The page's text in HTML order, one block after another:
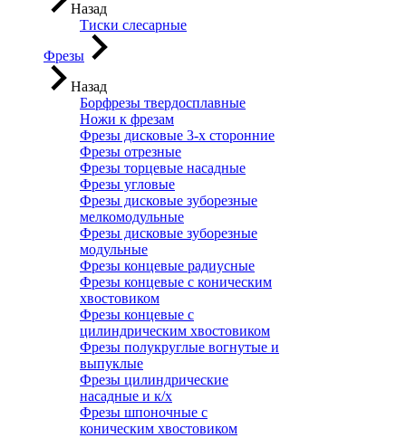
Назад
Тиски слесарные
Фрезы
Назад
Борфрезы твердосплавные
Ножи к фрезам
Фрезы дисковые 3-х сторонние
Фрезы отрезные
Фрезы торцевые насадные
Фрезы угловые
Фрезы дисковые зуборезные
мелкомодульные
Фрезы дисковые зуборезные
модульные
Фрезы концевые радиусные
Фрезы концевые с коническим
хвостовиком
Фрезы концевые с
цилиндрическим хвостовиком
Фрезы полукруглые вогнутые и
выпуклые
Фрезы цилиндрические
насадные и к/х
Фрезы шпоночные с
коническим хвостовиком